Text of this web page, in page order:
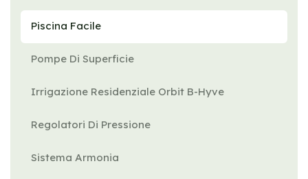
Piscina Facile
Pompe Di Superficie
Irrigazione Residenziale Orbit B-Hyve
Regolatori Di Pressione
Sistema Armonia